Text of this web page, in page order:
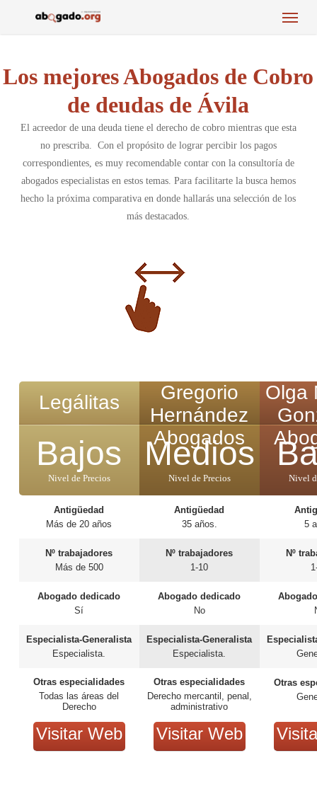
Menu
Los mejores Abogados de Cobro
de deudas de Ávila
El acreedor de una deuda tiene el derecho de cobro mientras que esta
no prescriba. Con el propósito de lograr percibir los pagos
correspondientes, es muy recomendable contar con la consultoría de
abogados especialistas en estos temas. Para facilitarte la busca hemos
hecho la próxima comparativa en donde hallarás una selección de los
más destacados.
Legálitas
Bajos
Nivel de Precios
Antigüedad
Más de 20 años
Nº trabajadores
Más de 500
Abogado dedicado
Sí
Especialista-Generalista
Especialista.
Otras especialidades
Todas las áreas del
Derecho
Visitar Web
Gregorio
Hernández
Abogados
Medios
Nivel de Precios
Antigüedad
35 años.
Nº trabajadores
1-10
Abogado dedicado
No
Especialista-Generalista
Especialista.
Otras especialidades
Derecho mercantil, penal,
administrativo
Visitar Web
Olga
Nivel
5
Nº
Otras